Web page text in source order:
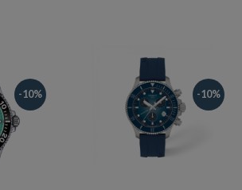
-10% -10%